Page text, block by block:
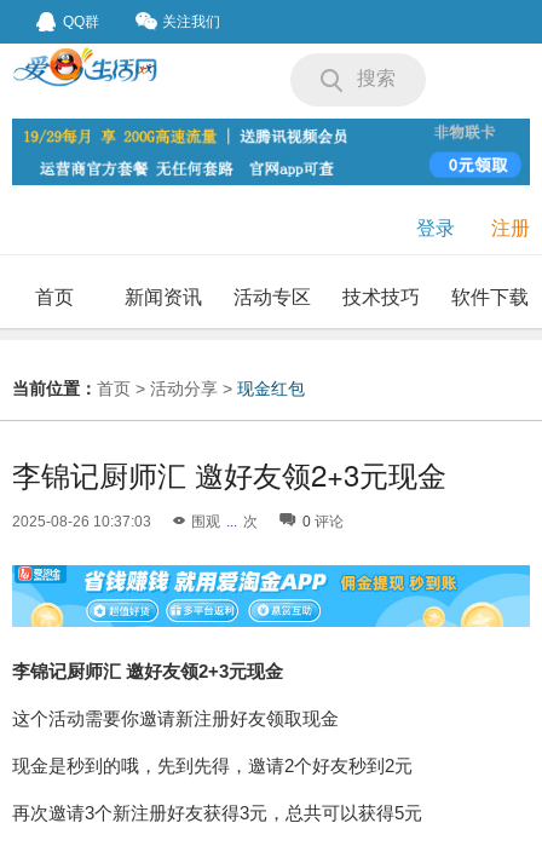
QQ群 关注我们
搜索
登录 注册
首页 新闻资讯 活动专区 技术技巧 软件下载
当前位置： 首页 > 活动分享 > 现金红包
李锦记厨师汇 邀好友领2+3元现金
2025-08-26 10:37:03 围观 ... 次 0 评论
李锦记厨师汇 邀好友领2+3元现金
这个活动需要你邀请新注册好友领取现金
现金是秒到的哦，先到先得，邀请2个好友秒到2元
再次邀请3个新注册好友获得3元，总共可以获得5元